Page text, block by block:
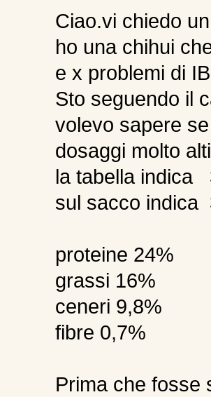
Ciao.vi chiedo
ho una chihui
e x problemi di
Sto seguendo il
volevo sapere
dosaggi molto
la tabella indica
sul sacco indica
proteine 24%
grassi 16%
ceneri 9,8%
fibre 0,7%
Prima che fosse